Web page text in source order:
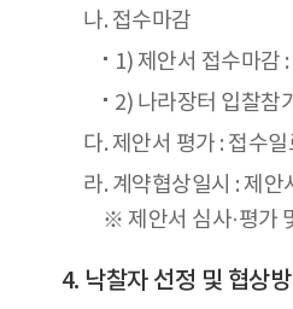
나. 접수마감
1) 제안서 접수마감
2) 나라장터 입찰참
다. 제안서 평가 : 접수
라. 계약협상일시 : 제안
※ 제안서 심사·평가
낙찰자 선정 및 협상